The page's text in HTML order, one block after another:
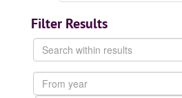
Filter Results
Search
within
results
From
year